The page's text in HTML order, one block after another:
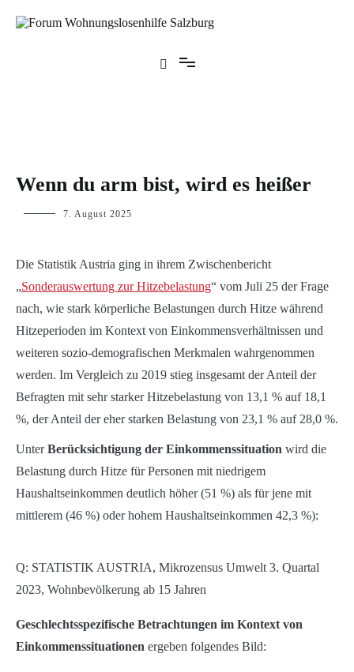
Inhalt
BLOG
Wenn du arm bist, wird es heißer
p.geschwendtner7. August 2025
Die Statistik Austria ging in ihrem Zwischenbericht
„Sonderauswertung zur Hitzebelastung“ vom Juli 25 der Frage
nach, wie stark körperliche Belastungen durch Hitze während
Hitzeperioden im Kontext von Einkommensverhältnissen und
weiteren sozio-demografischen Merkmalen wahrgenommen
werden. Im Vergleich zu 2019 stieg insgesamt der Anteil der
Befragten mit sehr starker Hitzebelastung von 13,1 % auf 18,1
%, der Anteil der eher starken Belastung von 23,1 % auf 28,0 %.
UnterBerücksichtigung der Einkommenssituation wird die
Belastung durch Hitze für Personen mit niedrigem
Haushaltseinkommen deutlich höher (51 %) als für jene mit
mittlerem (46 %) oder hohem Haushaltseinkommen 42,3 %):
Q: STATISTIK AUSTRIA, Mikrozensus Umwelt 3. Quartal
2023, Wohnbevölkerung ab 15 Jahren
Geschlechtsspezifische Betrachtungen im Kontext von
Einkommenssituationen ergeben folgendes Bild: